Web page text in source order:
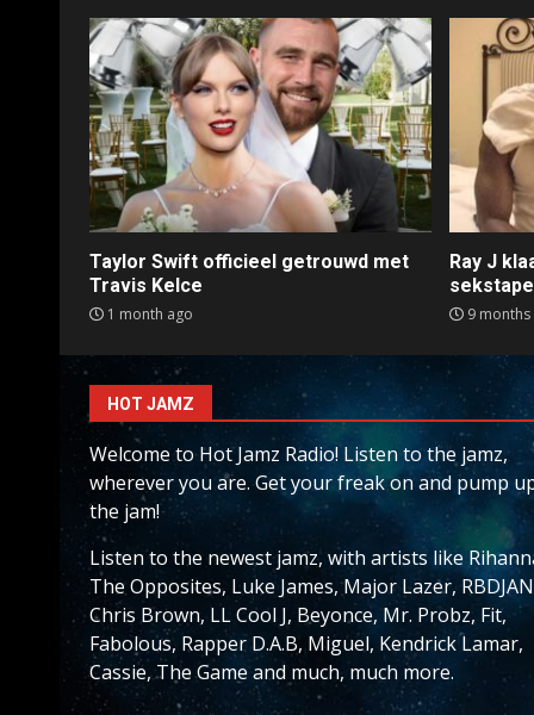
Taylor Swift officieel getrouwd met
Travis Kelce
1 month ago
Ray J
sekstape
9 months
HOT JAMZ
Welcome to Hot Jamz Radio! Listen to the jamz,
wherever you are. Get your freak on and pump
the jam!
Listen to the newest jamz, with artists like
The Opposites, Luke James, Major Lazer,
Chris Brown, LL Cool J, Beyonce, Mr. Probz, Fit,
Fabolous, Rapper D.A.B, Miguel, Kendrick Lamar,
Cassie, The Game and much, much more.